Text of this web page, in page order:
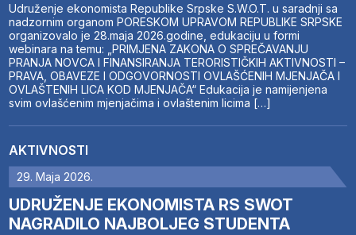
Udruženje ekonomista Republike Srpske S.W.O.T. u saradnji sa
nadzornim organom PORESKOM UPRAVOM REPUBLIKE SRPSKE
organizovalo je 28.maja 2026.godine, edukaciju u formi
webinara na temu: „PRIMJENA ZAKONA O SPREČAVANJU
PRANJA NOVCA I FINANSIRANJA TERORISTIČKIH AKTIVNOSTI –
PRAVA, OBAVEZE I ODGOVORNOSTI OVLAŠĆENIH MJENJAČA I
OVLAŠTENIH LICA KOD MJENJAČA“ Edukacija je namijenjena
svim ovlašćenim mjenjačima i ovlaštenim licima […]
AKTIVNOSTI
29. Maja 2026.
UDRUŽENJE EKONOMISTA RS SWOT
NAGRADILO NAJBOLJEG STUDENTA